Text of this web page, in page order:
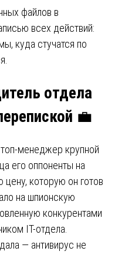
файлов в
всех действий:
куда стучатся по
отдела
💼
менеджер крупной
его оппоненты на
цену, которую он готов
на шпионскую
конкурентами
IT-отдела.
— антивирус не